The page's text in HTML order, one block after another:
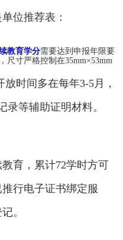
位推荐表：
教育学分需要达到申报年限要
尺寸严格控制在35mm×53mm
时间多在每年3-5月，
录等辅助证明材料。
育，累计72学时方可
行电子证书绑定服
。